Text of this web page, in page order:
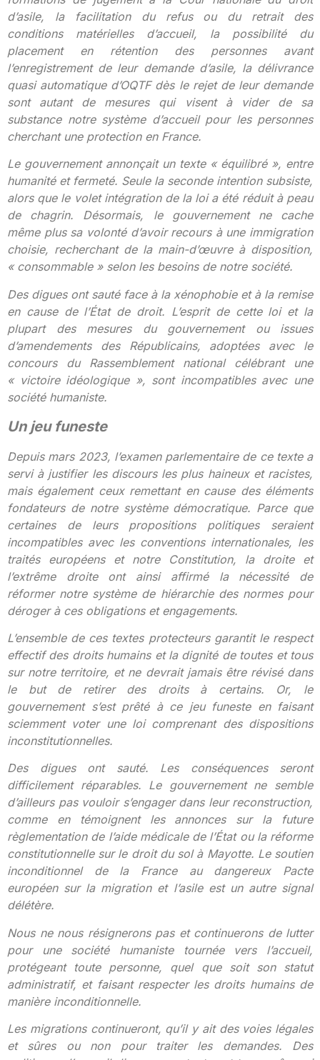
d’asile, la facilitation du refus ou du retrait des
conditions matérielles d’accueil, la possibilité du
placement en rétention des personnes avant
l’enregistrement de leur demande d’asile, la délivrance
quasi automatique d’OQTF dès le rejet de leur demande
sont autant de mesures qui visent à vider de sa
substance notre système d’accueil pour les personnes
cherchant une protection en France.
Le gouvernement annonçait un texte « équilibré », entre
humanité et fermeté. Seule la seconde intention subsiste,
alors que le volet intégration de la loi a été réduit à peau
de chagrin. Désormais, le gouvernement ne cache
même plus sa volonté d’avoir recours à une immigration
choisie, recherchant de la main-d’œuvre à disposition,
« consommable » selon les besoins de notre société.
Des digues ont sauté face à la xénophobie et à la remise
en cause de l’État de droit. L’esprit de cette loi et la
plupart des mesures du gouvernement ou issues
d’amendements des Républicains, adoptées avec le
concours du Rassemblement national célébrant une
« victoire idéologique », sont incompatibles avec une
société humaniste.
Un jeu funeste
Depuis mars 2023, l’examen parlementaire de ce texte a
servi à justifier les discours les plus haineux et racistes,
mais également ceux remettant en cause des éléments
fondateurs de notre système démocratique. Parce que
certaines de leurs propositions politiques seraient
incompatibles avec les conventions internationales, les
traités européens et notre Constitution, la droite et
l’extrême droite ont ainsi affirmé la nécessité de
réformer notre système de hiérarchie des normes pour
déroger à ces obligations et engagements.
L’ensemble de ces textes protecteurs garantit le respect
effectif des droits humains et la dignité de toutes et tous
sur notre territoire, et ne devrait jamais être révisé dans
le but de retirer des droits à certains. Or, le
gouvernement s’est prêté à ce jeu funeste en faisant
sciemment voter une loi comprenant des dispositions
inconstitutionnelles.
Des digues ont sauté. Les conséquences seront
difficilement réparables. Le gouvernement ne semble
d’ailleurs pas vouloir s’engager dans leur reconstruction,
comme en témoignent les annonces sur la future
règlementation de l’aide médicale de l’État ou la réforme
constitutionnelle sur le droit du sol à Mayotte. Le soutien
inconditionnel de la France au dangereux Pacte
européen sur la migration et l’asile est un autre signal
délétère.
Nous ne nous résignerons pas et continuerons de lutter
pour une société humaniste tournée vers l’accueil,
protégeant toute personne, quel que soit son statut
administratif, et faisant respecter les droits humains de
manière inconditionnelle.
Les migrations continueront, qu’il y ait des voies légales
et sûres ou non pour traiter les demandes. Des